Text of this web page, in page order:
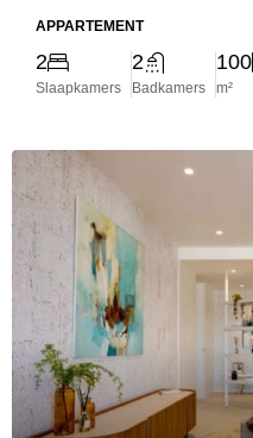
APPARTEMENT
2
Slaapkamers
2
Badkamers
100
m²